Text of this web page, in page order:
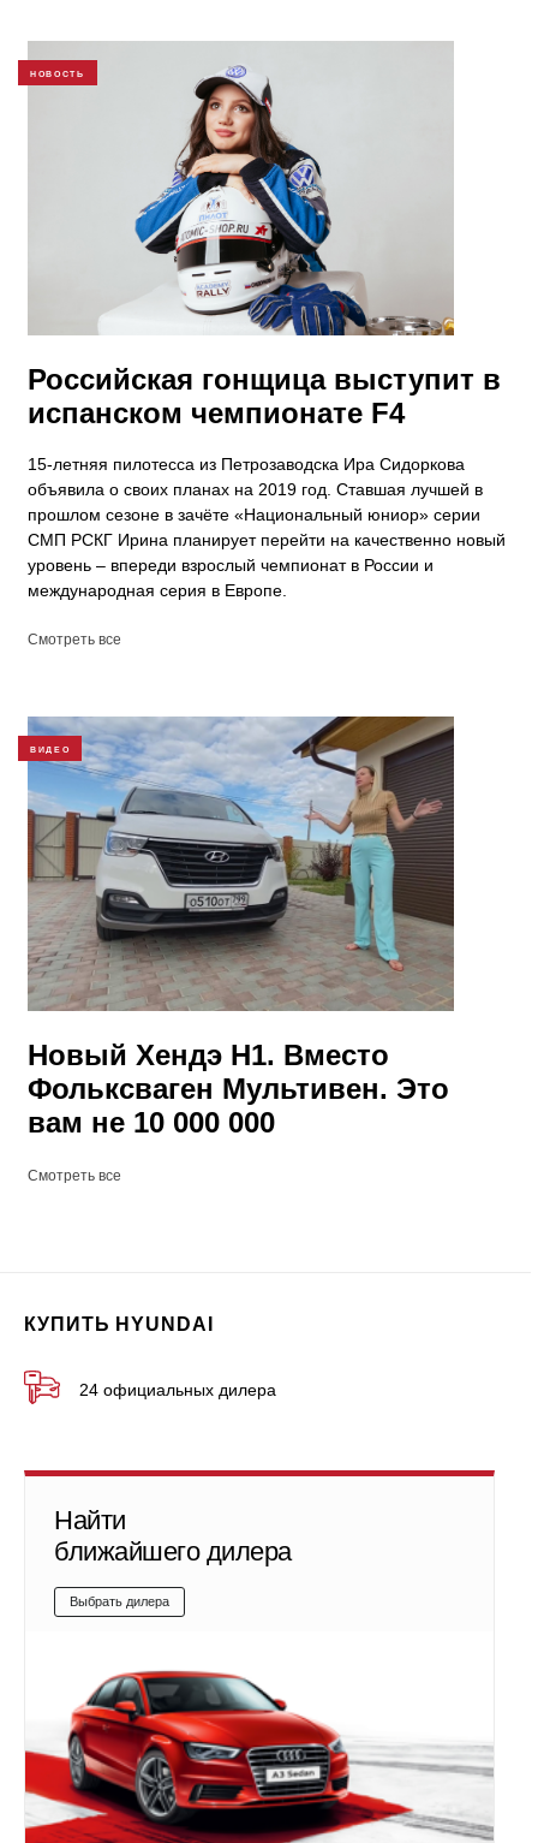
НОВОСТЬ
Российская гонщица выступит в
испанском чемпионате F4
15-летняя пилотесса из Петрозаводска Ира Сидоркова
объявила о своих планах на 2019 год. Ставшая лучшей в
прошлом сезоне в зачёте «Национальный юниор» серии
СМП РСКГ Ирина планирует перейти на качественно новый
уровень – впереди взрослый чемпионат в России и
международная серия в Европе.
Смотреть все
ВИДЕО
Новый Хендэ Н1. Вместо
Фольксваген Мультивен. Это
вам не 10 000 000
Смотреть все
КУПИТЬ HYUNDAI
24 официальных дилера
Найти
ближайшего дилера
Выбрать дилера